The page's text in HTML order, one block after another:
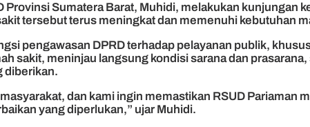
Provinsi Sumatera Barat, Muhidi, melakukan kunjungan
tersebut terus meningkat dan memenuhi kebutuhan
pengawasan DPRD terhadap pelayanan publik,
sakit, meninjau langsung kondisi sarana dan
diberikan.
dan kami ingin memastikan RSUD
yang diperlukan,” ujar Muhidi.